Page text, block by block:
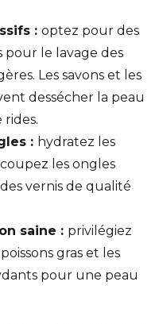
: optez pour des
le lavage des
Les savons et les
dessécher la peau
rides.
: hydratez les
les ongles
vernis de qualité
saine : privilégiez
gras et les
pour une peau